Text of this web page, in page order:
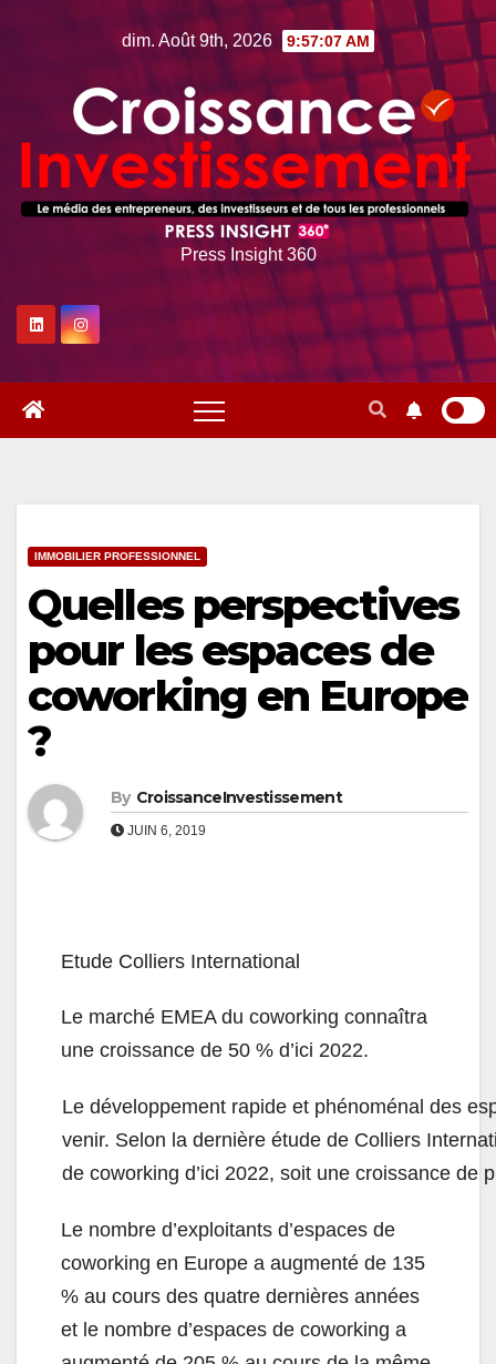
dim. Août 9th, 2026 9:57:09 AM
Press Insight 360
IMMOBILIER PROFESSIONNEL
Quelles perspectives
pour les espaces de
coworking en Europe
?
By CroissanceInvestissement
JUIN 6, 2019
Etude Colliers International
Le marché EMEA du coworking connaîtra
une croissance de 50 % d’ici 2022.
Le développement rapide et phénoménal des
venir. Selon la dernière étude de Colliers
de coworking d’ici 2022, soit une croissance de
Le nombre d’exploitants d’espaces de
coworking en Europe a augmenté de 135
% au cours des quatre dernières années
et le nombre d’espaces de coworking a